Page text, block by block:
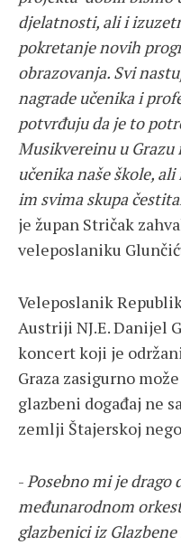
djelatnosti, ali i
pokretanje novih
obrazovanja. Svi
nagrade učenika i
potvrđuju da je to
Musikvereinu u
učenika naše škole,
im svima skupa
je župan Stričak
veleposlaniku
Veleposlanik
Austriji NJ.E. Danijel
koncert koji je
Graza zasigurno
glazbeni događaj ne
zemlji Štajerskoj
-Posebno mi je drago
međunarodnom
glazbenici iz